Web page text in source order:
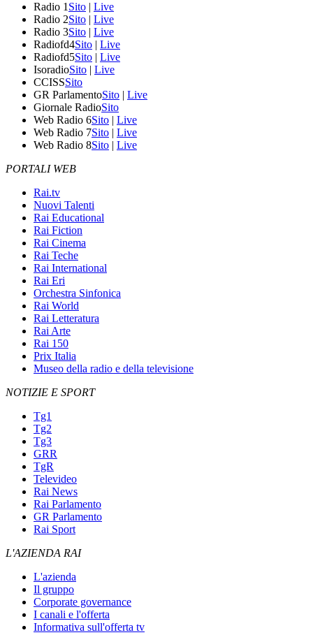
Radio 1 Sito | Live
Radio 2Sito | Live
Radio 3Sito | Live
Radiofd4Sito | Live
Radiofd5Sito | Live
IsoradioSito | Live
CCISSSito
GR ParlamentoSito | Live
Giornale RadioSito
Web Radio 6Sito | Live
Web Radio 7Sito | Live
Web Radio 8Sito | Live
PORTALI WEB
Rai.tv
Nuovi Talenti
Rai Educational
Rai Fiction
Rai Cinema
Rai Teche
Rai International
Rai Eri
Orchestra Sinfonica
Rai World
Rai Letteratura
Rai Arte
Rai 150
Prix Italia
Museo della radio e della televisione
NOTIZIE E SPORT
Tg1
Tg2
Tg3
GRR
TgR
Televideo
Rai News
Rai Parlamento
GR Parlamento
Rai Sport
L'AZIENDA RAI
L'azienda
Il gruppo
Corporate governance
I canali e l'offerta
Informativa sull'offerta tv